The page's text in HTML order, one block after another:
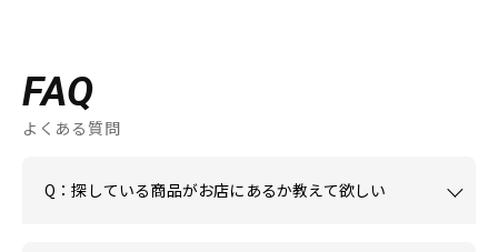
FAQ
よくある質問
Q：探している商品がお店にあるか教えて欲しい